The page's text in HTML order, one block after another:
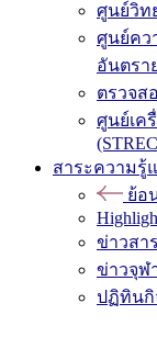
ศูนย์วิท
ศูนย์คว
อันตรา
ตรวจส
ศูนย์เค
สาระความรู้
ย้อ
ข่าวสา
ข่าวจุฬ
ปฏิทินกิ